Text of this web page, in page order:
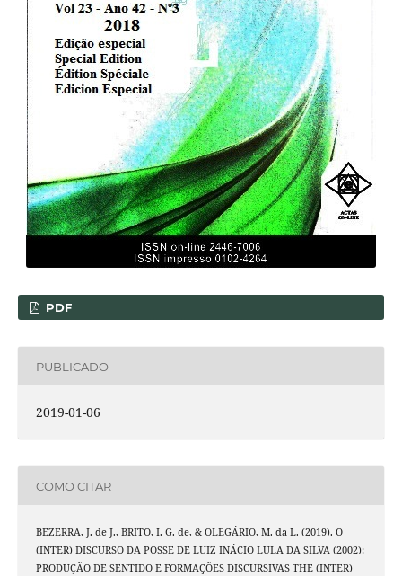
PDF
PUBLICADO
2019-01-06
COMO CITAR
BEZERRA, J. de J., BRITO, I. G. de, & OLEGÁRIO, M. da L. (2019). O
(INTER) DISCURSO DA POSSE DE LUIZ INÁCIO LULA DA SILVA (2002):
PRODUÇÃO DE SENTIDO E FORMAÇÕES DISCURSIVAS THE (INTER)